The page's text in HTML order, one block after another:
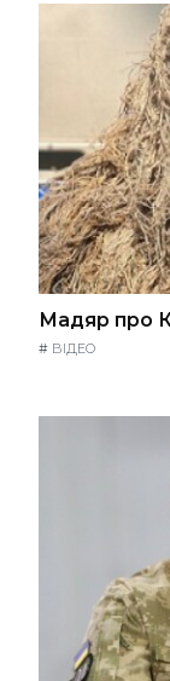
Мадяр про
# ВІДЕО